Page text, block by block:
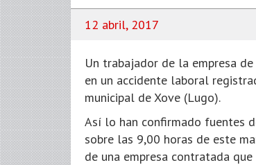
12 abril, 2017
Un trabajador de la empresa
en un accidente laboral
municipal de Xove (Lugo).
Así lo han confirmado fuentes
sobre las 9,00 horas de este
de una empresa contratada